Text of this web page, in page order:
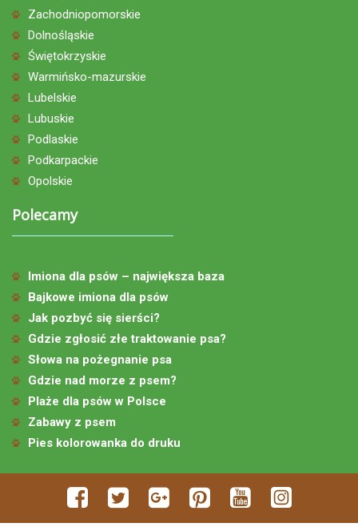
Zachodniopomorskie
Dolnośląskie
Świętokrzyskie
Warmińsko-mazurskie
Lubelskie
Lubuskie
Podlaskie
Podkarpackie
Opolskie
Polecamy
Imiona dla psów – największa baza
Bajkowe imiona dla psów
Jak pozbyć się sierści?
Gdzie zgłosić złe traktowanie psa?
Słowa na pożegnanie psa
Gdzie nad morze z psem?
Plaże dla psów w Polsce
Zabawy z psem
Pies kolorowanka do druku